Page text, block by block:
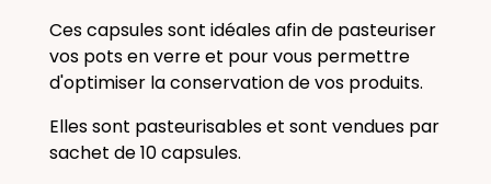
Ces capsules sont idéales afin de pasteuriser
vos pots en verre et pour vous permettre
d'optimiser la conservation de vos produits.
Elles sont pasteurisables et sont vendues par
sachet de 10 capsules.